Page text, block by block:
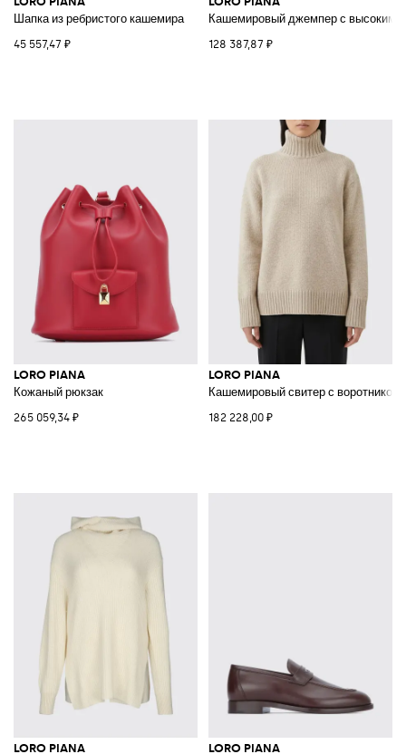
Шапка из ребристого кашемира
45 557,47 ₽
Кашемировый джемпер с высоким
128 387,87 ₽
LORO PIANA
Кожаный рюкзак
265 059,34 ₽
LORO PIANA
Кашемировый свитер с воротником-
182 228,00 ₽
LORO PIANA LORO PIANA